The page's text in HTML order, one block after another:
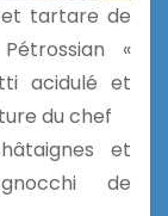
et tartare de
«
acidulé et
du chef
et
de